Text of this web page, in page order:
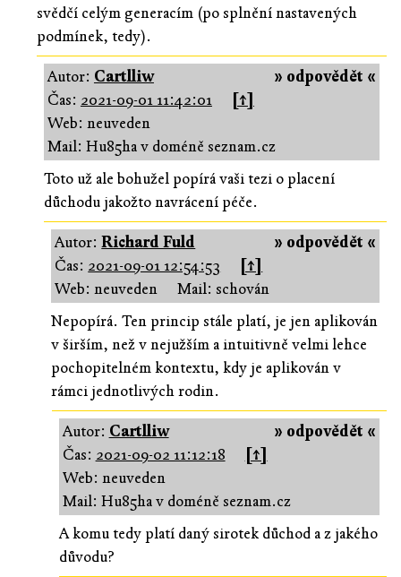
svědčí celým generacím (po splnění nastavených
podmínek, tedy).
» odpovědět «
Autor: Cartlliw
Čas: 2021-09-01 11:42:01
[↑]
Web: neuveden
Mail: Hu85ha v doméně seznam.cz
Toto už ale bohužel popírá vaši tezi o placení
důchodu jakožto navrácení péče.
» odpovědět «
Autor:Richard Fuld
Čas: 2021-09-01 12:54:53
[↑]
Web: neuveden
Mail: schován
Nepopírá. Ten princip stále platí, je jen aplikován
v širším, než v nejužším a intuitivně velmi lehce
pochopitelném kontextu, kdy je aplikován v
rámci jednotlivých rodin.
» odpovědět «
Autor: Cartlliw
Čas: 2021-09-02 11:12:18
[↑]
Web: neuveden
Mail: Hu85ha v doméně seznam.cz
A komu tedy platí daný sirotek důchod a z jakého
důvodu?